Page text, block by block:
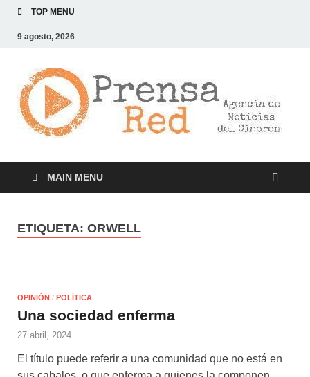
TOP MENU
9 agosto, 2026
MAIN MENU
ETIQUETA: ORWELL
OPINIÓN / POLÍTICA
Una sociedad enferma
27 abril, 2024
El título puede referir a una comunidad que no está en